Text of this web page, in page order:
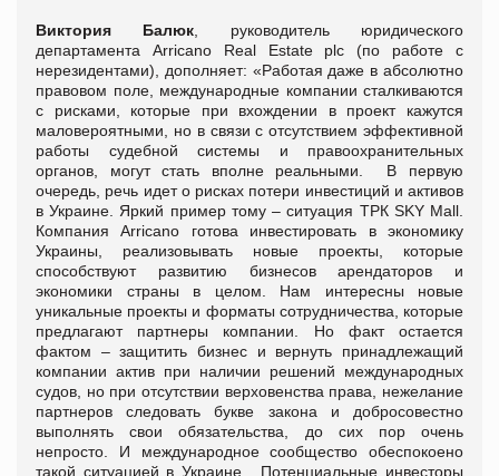
Виктория Балюк , руководитель юридического
департамента Arricano Real Estate plc (по работе с
нерезидентами), дополняет: «Работая даже в абсолютно
правовом поле, международные компании сталкиваются
с рисками, которые при вхождении в проект кажутся
маловероятными, но в связи с отсутствием эффективной
работы судебной системы и правоохранительных
органов, могут стать вполне реальными. В первую
очередь, речь идет о рисках потери инвестиций и активов
в Украине. Яркий пример тому – ситуация ТРК SKY Mall.
Компания Arricano готова инвестировать в экономику
Украины, реализовывать новые проекты, которые
способствуют развитию бизнесов арендаторов и
экономики страны в целом. Нам интересны новые
уникальные проекты и форматы сотрудничества, которые
предлагают партнеры компании. Но факт остается
фактом – защитить бизнес и вернуть принадлежащий
компании актив при наличии решений международных
судов, но при отсутствии верховенства права, нежелание
партнеров следовать букве закона и добросовестно
выполнять свои обязательства, до сих пор очень
непросто. И международное сообщество обеспокоено
такой ситуацией в Украине. Потенциальные инвесторы